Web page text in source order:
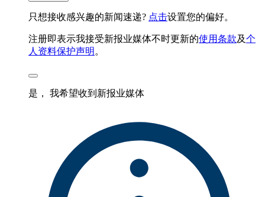
只想接收感兴趣的新闻速递? 点击设置您的偏好。
注册即表示我接受新报业媒体不时更新的使用条款及个
人资料保护声明 。
是， 我希望收到新报业媒体